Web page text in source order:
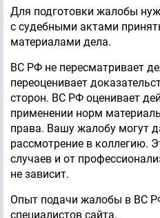
Для подготовки жалобы
с судебными актами
материалами дела.
ВС РФ не пересматривает
переоценивает
сторон. ВС РФ оценивает
применении норм
права. Вашу жалобу могут
рассмотрение в коллегию.
случаев и от
не зависит.
Опыт подачи жалобы в ВС
специалистов сайта.